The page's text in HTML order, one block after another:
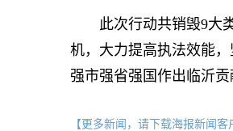
此次行动共销毁9大类
机，大力提高执法效能
强市强省强国作出临沂贡
【更多新闻，请下载海报新闻客